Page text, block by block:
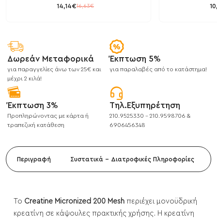
/ Μέταλλα
14,14€16,63€
/
Δωρεάν Μεταφορικά
για παραγγελίες άνω των 25€ και
μέχρι 2 κιλά!
Έκπτωση 5%
για παραλαβές από το κατάστημα!
Έκπτωση 3%
Προπληρώνοντας με κάρτα ή
τραπεζική κατάθεση
Τηλ.Εξυπηρέτηση
210.9525330 - 210.9598706 &
6906456348
Περιγραφή Συστατικά - Διατροφικές Πληροφορίες
Το Creatine Micronized 200 Mesh περιέχει μονοϋδρική
κρεατίνη σε κάψουλες πρακτικής χρήσης. Η κρεατίνη